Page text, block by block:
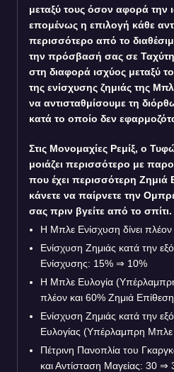
μεταξύ τους όσον αφορά
επομένως η επιλογή κάθε
περισσότερο από το
την πρόσβασή σας σε
στη διαφορά ισχύος μεταξύ
της ενίσχυσης ζημιάς της
να αντισταθμίσουμε τη
κατά το οποίο δεν
Στις Μονομαχίες Ρεμίξ, ο
μοιάζει περισσότερο με
που έχει περισσότερη Ζημιά
κάνετε να παίρνετε την
σας πριν βγείτε από το σπίτι.
Η Μπλε Ενίσχυση δίνει
Ενίσχυση Ζημιάς κατά την
Ενίσχυσης: 15% ⇒ 10%
Η Μπλε Ευλογία
πλέον και 60% Ζημιά
Ενίσχυση Ζημιάς κατά την
Ευλογίας (Υπέρλαμπρη
Πέτρινη Πανοπλία του
και Αντίσταση Μαγείας: 30 ⇒